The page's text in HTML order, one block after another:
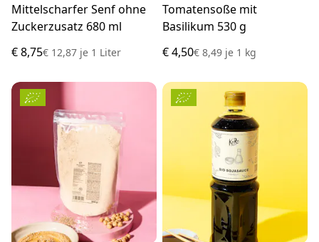
Mittelscharfer Senf ohne
Zuckerzusatz 680 ml
€ 8,75€ 12,87 je 1 Liter
Tomatensoße mit
Basilikum 530 g
€ 4,50€ 8,49 je 1 kg